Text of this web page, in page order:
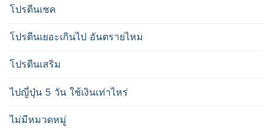
โปรตีนเชค
โปรตีนเยอะเกินไป อันตรายไหม
โปรตีนเสริม
ไปญี่ปุ่น 5 วัน ใช้เงินเท่าไหร่
ไม่มีหมวดหมู่